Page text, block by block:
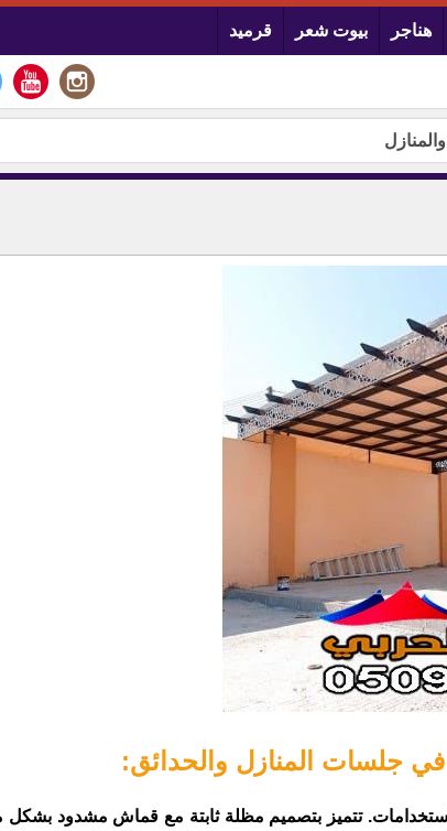
هناجر بيوت شعر قرميد
في جلسات المنازل والحدائق:
تتميز بتصميم مظلة ثابتة مع قماش مشدود بشكل